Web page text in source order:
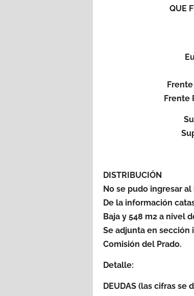
QUE
Frente
DISTRIBUCIÓN
No se pudo ingresar
De la información
Baja y 548 m2 a nivel
Se adjunta en
Comisión del Prado.
Detalle:
DEUDAS (las cifras